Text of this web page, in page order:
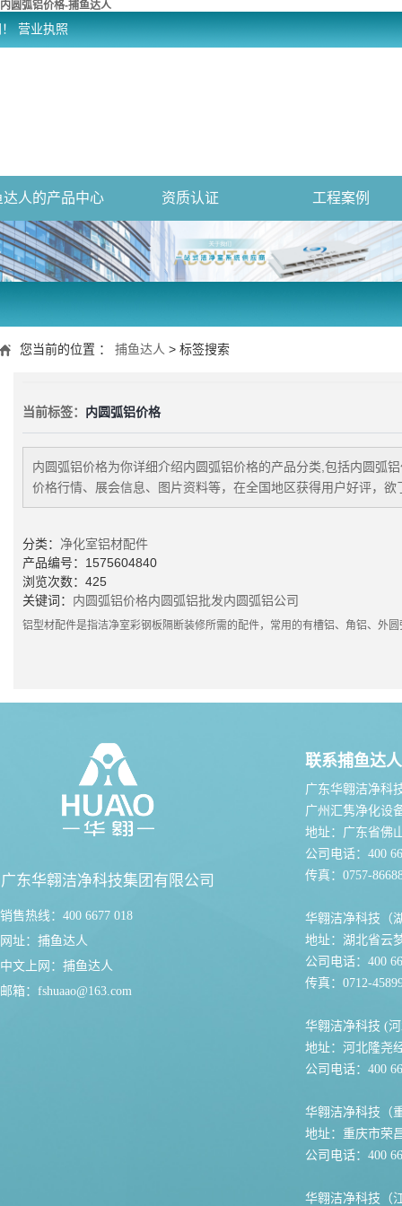
内圆弧铝价格-捕鱼达人
营业执照
达人的产品中心 资质认证 工程案例
您当前的位置 ： 捕鱼达人 > 标签搜索
当前标签： 内圆弧铝价格
内圆弧铝价格为你详细介绍内圆弧铝价格的产品分类,包括内圆弧
价格行情、展会信息、图片资料等，在全国地区获得用户好评，
分类： 净化室铝材配件
产品编号：1575604840
浏览次数：425
关键词： 内圆弧铝价格内圆弧铝批发内圆弧铝公司
铝型材配件是指洁净室彩钢板隔断装修所需的配件，常用的有槽铝、角铝、外
广东华翱洁净科技集团有限公司
销售热线：400 6677 018
网址： 捕鱼达人
中文上网： 捕鱼达人
邮箱： fshuaao@163.com
联系捕鱼达人
广东华翱洁净科
广州汇隽净化设
地址：广东省佛
公司电话：400
传真：0757-
华翱洁净科技（
地址：湖北省云
公司电话：400
传真：0712-
华翱洁净科技 (
地址：河北隆尧
公司电话：400
华翱洁净科技（
地址：重庆市荣
公司电话：400
华翱洁净科技（